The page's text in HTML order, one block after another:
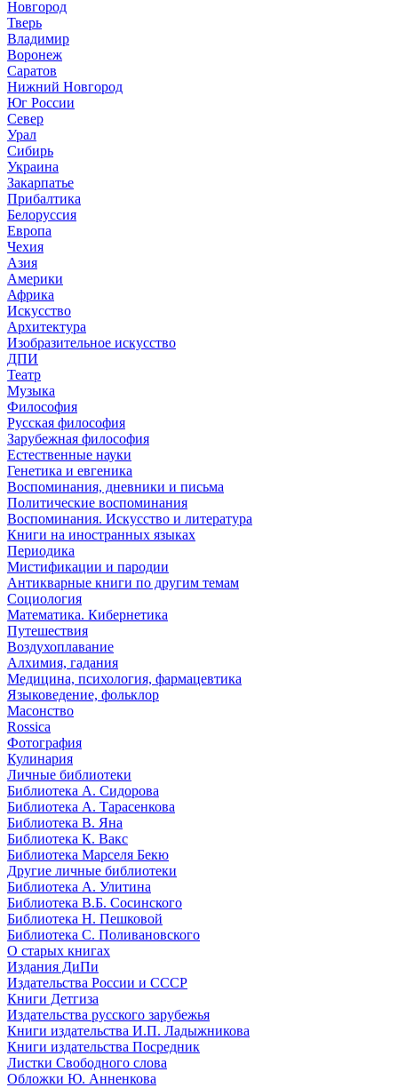
Новгород
Тверь
Владимир
Воронеж
Саратов
Нижний Новгород
Юг России
Север
Урал
Сибирь
Украина
Закарпатье
Прибалтика
Белоруссия
Европа
Чехия
Азия
Америки
Африка
Искусство
Архитектура
Изобразительное искусство
ДПИ
Театр
Музыка
Философия
Русская философия
Зарубежная философия
Естественные науки
Генетика и евгеника
Воспоминания, дневники и письма
Политические воспоминания
Воспоминания. Искусство и литература
Книги на иностранных языках
Периодика
Мистификации и пародии
Антикварные книги по другим темам
Социология
Математика. Кибернетика
Путешествия
Воздухоплавание
Алхимия, гадания
Медицина, психология, фармацевтика
Языковедение, фольклор
Масонство
Rossica
Фотография
Кулинария
Личные библиотеки
Библиотека А. Сидорова
Библиотека А. Тарасенкова
Библиотека В. Яна
Библиотека К. Вакс
Библиотека Марселя Бекю
Другие личные библиотеки
Библиотека А. Улитина
Библиотека В.Б. Сосинского
Библиотека Н. Пешковой
Библиотека С. Поливановского
О старых книгах
Издания ДиПи
Издательства России и СССР
Книги Детгиза
Издательства русского зарубежья
Книги издательства И.П. Ладыжникова
Книги издательства Посредник
Листки Свободного слова
Обложки Ю. Анненкова